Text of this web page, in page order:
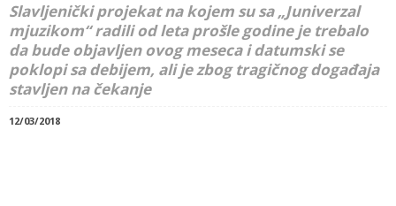
Slavljenički projekat na kojem su sa „Juniverzal
mjuzikom“ radili od leta prošle godine je trebalo
da bude objavljen ovog meseca i datumski se
poklopi sa debijem, ali je zbog tragičnog događaja
stavljen na čekanje
12/03/2018